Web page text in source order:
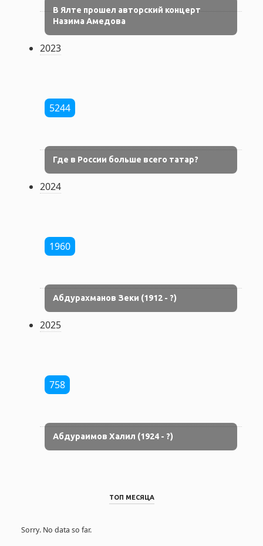
В Ялте прошел авторский концерт
Назима Амедова
2023
5244
Где в России больше всего татар?
2024
1960
Абдурахманов Зеки (1912 - ?)
2025
758
Абдураимов Халил (1924 - ?)
ТОП МЕСЯЦА
Sorry. No data so far.